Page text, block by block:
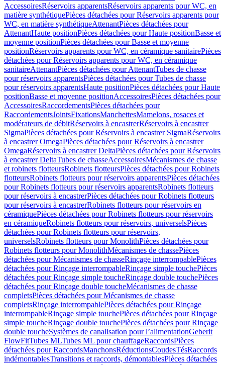
AccessoiresRéservoirs apparentsRéservoirs apparents pour WC, en
matière synthétiquePièces détachées pour Réservoirs apparents pour
WC, en matière synthétiqueAttenantPièces détachées pour
AttenantHaute positionPièces détachées pour Haute positionBasse et
moyenne positionPièces détachées pour Basse et moyenne
positionRéservoirs apparents pour WC, en céramique sanitairePièces
détachées pour Réservoirs apparents pour WC, en céramique
sanitaireAttenantPièces détachées pour AttenantTubes de chasse
pour réservoirs apparentsPièces détachées pour Tubes de chasse
pour réservoirs apparentsHaute positionPièces détachées pour Haute
positionBasse et moyenne positionAccessoiresPièces détachées pour
AccessoiresRaccordementsPièces détachées pour
RaccordementsJointsFixationsManchettesMamelons, rosaces et
modérateurs de débitRéservoirs à encastrerRéservoirs à encastrer
SigmaPièces détachées pour Réservoirs à encastrer SigmaRéservoirs
à encastrer OmegaPièces détachées pour Réservoirs à encastrer
OmegaRéservoirs à encastrer DeltaPièces détachées pour Réservoirs
à encastrer DeltaTubes de chasseAccessoiresMécanismes de chasse
et robinets flotteursRobinets flotteursPièces détachées pour Robinets
flotteursRobinets flotteurs pour réservoirs apparentsPièces détachées
pour Robinets flotteurs pour réservoirs apparentsRobinets flotteurs
pour réservoirs à encastrerPièces détachées pour Robinets flotteurs
pour réservoirs à encastrerRobinets flotteurs pour réservoirs en
céramiquePièces détachées pour Robinets flotteurs pour réservoirs
en céramiqueRobinets flotteurs pour réservoirs, universelsPièces
détachées pour Robinets flotteurs pour réservoirs,
universelsRobinets flotteurs pour MonolithPièces détachées pour
Robinets flotteurs pour MonolithMécanismes de chassePièces
détachées pour Mécanismes de chasseRinçage interrompablePièces
détachées pour Rinçage interrompableRinçage simple touchePièces
détachées pour Rinçage simple toucheRinçage double touchePièces
détachées pour Rinçage double toucheMécanismes de chasse
completsPièces détachées pour Mécanismes de chasse
completsRinçage interrompablePièces détachées pour Rinçage
interrompableRinçage simple touchePièces détachées pour Rinçage
simple toucheRinçage double touchePièces détachées pour Rinçage
double toucheSystèmes de canalisation pour l’alimentationGeberit
FlowFitTubes MLTubes ML pour chauffageRaccordsPièces
détachées pour RaccordsManchonsRéductionsCoudesTésRaccords
indémontablesTransitions et raccords, démontablesPièces détachées